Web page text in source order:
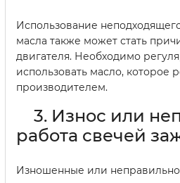
Использование
масла также может стать
двигателя. Необходимо
использовать масло, которое
производителем.
3. Износ или
работа свечей
Изношенные или